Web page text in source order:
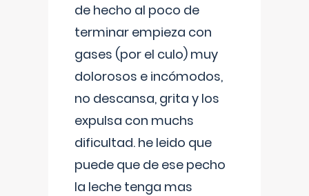
de hecho al poco de
terminar empieza con
gases (por el culo) muy
dolorosos e incómodos,
no descansa, grita y los
expulsa con muchs
dificultad. he leido que
puede que de ese pecho
la leche tenga mas